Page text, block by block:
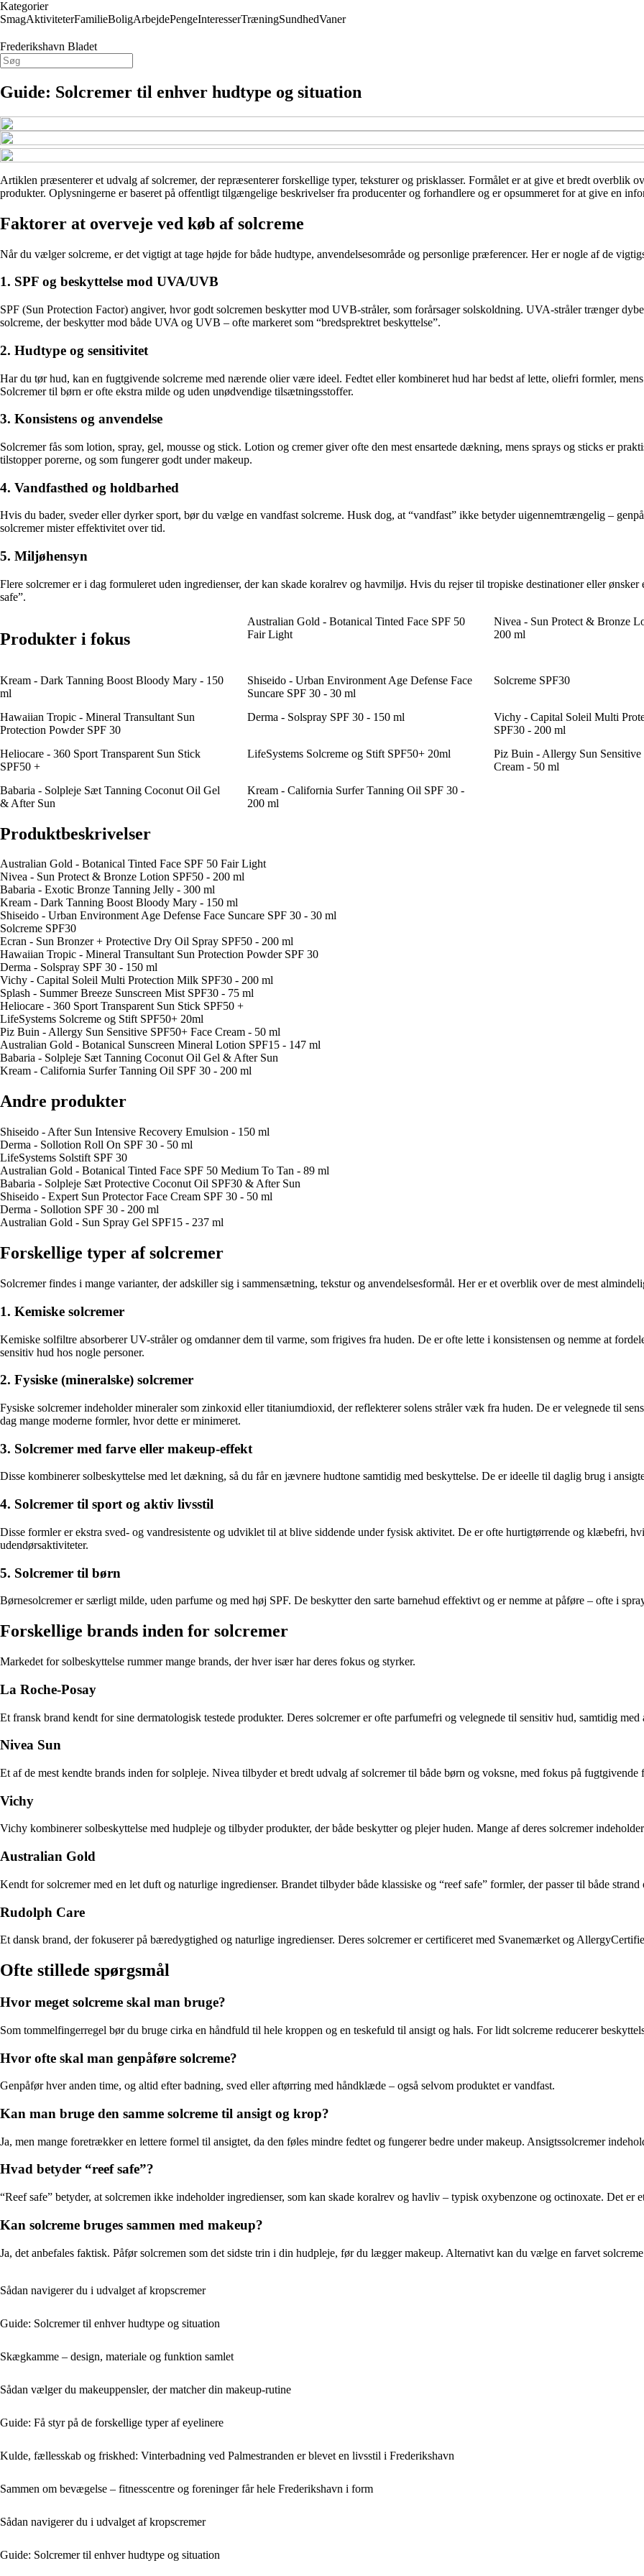
Kategorier
SmagAktiviteterFamilieBoligArbejdePengeInteresserTræningSundhedVaner
Frederikshavn Bladet
Guide: Solcremer til enhver hudtype og situation
Artiklen præsenterer et udvalg af solcremer, der repræsenterer forskellige typer, teksturer og prisklasser. Formålet er at give et bredt overblik
produkter. Oplysningerne er baseret på offentligt tilgængelige beskrivelser fra producenter og forhandlere og er opsummeret for at give en
Faktorer at overveje ved køb af solcreme
Når du vælger solcreme, er det vigtigt at tage højde for både hudtype, anvendelsesområde og personlige præferencer. Her er nogle af de
1. SPF og beskyttelse mod UVA/UVB
SPF (Sun Protection Factor) angiver, hvor godt solcremen beskytter mod UVB-stråler, som forårsager solskoldning. UVA-stråler trænger
solcreme, der beskytter mod både UVA og UVB – ofte markeret som “bredsprektret beskyttelse”.
2. Hudtype og sensitivitet
Har du tør hud, kan en fugtgivende solcreme med nærende olier være ideel. Fedtet eller kombineret hud har bedst af lette, oliefri formler,
Solcremer til børn er ofte ekstra milde og uden unødvendige tilsætningsstoffer.
3. Konsistens og anvendelse
Solcremer fås som lotion, spray, gel, mousse og stick. Lotion og cremer giver ofte den mest ensartede dækning, mens sprays og sticks er
tilstopper porerne, og som fungerer godt under makeup.
4. Vandfasthed og holdbarhed
Hvis du bader, sveder eller dyrker sport, bør du vælge en vandfast solcreme. Husk dog, at “vandfast” ikke betyder uigennemtrængelig –
solcremer mister effektivitet over tid.
5. Miljøhensyn
Flere solcremer er i dag formuleret uden ingredienser, der kan skade koralrev og havmiljø. Hvis du rejser til tropiske destinationer eller
safe”.
Produkter i fokus
Australian Gold - Botanical Tinted Face SPF 50
Fair Light
Nivea - Sun Protect & Bronze
200 ml
Kream - Dark Tanning Boost Bloody Mary - 150
ml
Shiseido - Urban Environment Age Defense Face
Suncare SPF 30 - 30 ml
Solcreme SPF30
Hawaiian Tropic - Mineral Transultant Sun
Protection Powder SPF 30
Derma - Solspray SPF 30 - 150 ml
Vichy - Capital Soleil Multi
SPF30 - 200 ml
Heliocare - 360 Sport Transparent Sun Stick
SPF50 +
LifeSystems Solcreme og Stift SPF50+ 20ml
Piz Buin - Allergy Sun Sensitive
Cream - 50 ml
Babaria - Solpleje Sæt Tanning Coconut Oil Gel
& After Sun
Kream - California Surfer Tanning Oil SPF 30 -
200 ml
Produktbeskrivelser
Australian Gold - Botanical Tinted Face SPF 50 Fair Light
Nivea - Sun Protect & Bronze Lotion SPF50 - 200 ml
Babaria - Exotic Bronze Tanning Jelly - 300 ml
Kream - Dark Tanning Boost Bloody Mary - 150 ml
Shiseido - Urban Environment Age Defense Face Suncare SPF 30 - 30 ml
Solcreme SPF30
Ecran - Sun Bronzer + Protective Dry Oil Spray SPF50 - 200 ml
Hawaiian Tropic - Mineral Transultant Sun Protection Powder SPF 30
Derma - Solspray SPF 30 - 150 ml
Vichy - Capital Soleil Multi Protection Milk SPF30 - 200 ml
Splash - Summer Breeze Sunscreen Mist SPF30 - 75 ml
Heliocare - 360 Sport Transparent Sun Stick SPF50 +
LifeSystems Solcreme og Stift SPF50+ 20ml
Piz Buin - Allergy Sun Sensitive SPF50+ Face Cream - 50 ml
Australian Gold - Botanical Sunscreen Mineral Lotion SPF15 - 147 ml
Babaria - Solpleje Sæt Tanning Coconut Oil Gel & After Sun
Kream - California Surfer Tanning Oil SPF 30 - 200 ml
Andre produkter
Shiseido - After Sun Intensive Recovery Emulsion - 150 ml
Derma - Sollotion Roll On SPF 30 - 50 ml
LifeSystems Solstift SPF 30
Australian Gold - Botanical Tinted Face SPF 50 Medium To Tan - 89 ml
Babaria - Solpleje Sæt Protective Coconut Oil SPF30 & After Sun
Shiseido - Expert Sun Protector Face Cream SPF 30 - 50 ml
Derma - Sollotion SPF 30 - 200 ml
Australian Gold - Sun Spray Gel SPF15 - 237 ml
Forskellige typer af solcremer
Solcremer findes i mange varianter, der adskiller sig i sammensætning, tekstur og anvendelsesformål. Her er et overblik over de mest
1. Kemiske solcremer
Kemiske solfiltre absorberer UV-stråler og omdanner dem til varme, som frigives fra huden. De er ofte lette i konsistensen og nemme at
sensitiv hud hos nogle personer.
2. Fysiske (mineralske) solcremer
Fysiske solcremer indeholder mineraler som zinkoxid eller titaniumdioxid, der reflekterer solens stråler væk fra huden. De er velegnede til
dag mange moderne formler, hvor dette er minimeret.
3. Solcremer med farve eller makeup-effekt
Disse kombinerer solbeskyttelse med let dækning, så du får en jævnere hudtone samtidig med beskyttelse. De er ideelle til daglig brug i
4. Solcremer til sport og aktiv livsstil
Disse formler er ekstra sved- og vandresistente og udviklet til at blive siddende under fysisk aktivitet. De er ofte hurtigtørrende og klæbefri,
udendørsaktiviteter.
5. Solcremer til børn
Børnesolcremer er særligt milde, uden parfume og med høj SPF. De beskytter den sarte barnehud effektivt og er nemme at påføre – ofte i
Forskellige brands inden for solcremer
Markedet for solbeskyttelse rummer mange brands, der hver især har deres fokus og styrker.
La Roche-Posay
Et fransk brand kendt for sine dermatologisk testede produkter. Deres solcremer er ofte parfumefri og velegnede til sensitiv hud, samtidig
Nivea Sun
Et af de mest kendte brands inden for solpleje. Nivea tilbyder et bredt udvalg af solcremer til både børn og voksne, med fokus på fugtgivende
Vichy
Vichy kombinerer solbeskyttelse med hudpleje og tilbyder produkter, der både beskytter og plejer huden. Mange af deres solcremer
Australian Gold
Kendt for solcremer med en let duft og naturlige ingredienser. Brandet tilbyder både klassiske og “reef safe” formler, der passer til både strand
Rudolph Care
Et dansk brand, der fokuserer på bæredygtighed og naturlige ingredienser. Deres solcremer er certificeret med Svanemærket og
Ofte stillede spørgsmål
Hvor meget solcreme skal man bruge?
Som tommelfingerregel bør du bruge cirka en håndfuld til hele kroppen og en teskefuld til ansigt og hals. For lidt solcreme reducerer
Hvor ofte skal man genpåføre solcreme?
Genpåfør hver anden time, og altid efter badning, sved eller aftørring med håndklæde – også selvom produktet er vandfast.
Kan man bruge den samme solcreme til ansigt og krop?
Ja, men mange foretrækker en lettere formel til ansigtet, da den føles mindre fedtet og fungerer bedre under makeup. Ansigtssolcremer
Hvad betyder “reef safe”?
“Reef safe” betyder, at solcremen ikke indeholder ingredienser, som kan skade koralrev og havliv – typisk oxybenzone og octinoxate. Det
Kan solcreme bruges sammen med makeup?
Ja, det anbefales faktisk. Påfør solcremen som det sidste trin i din hudpleje, før du lægger makeup. Alternativt kan du vælge en farvet
Sådan navigerer du i udvalget af kropscremer
Guide: Solcremer til enhver hudtype og situation
Skægkamme – design, materiale og funktion samlet
Sådan vælger du makeuppensler, der matcher din makeup-rutine
Guide: Få styr på de forskellige typer af eyelinere
Kulde, fællesskab og friskhed: Vinterbadning ved Palmestranden er blevet en livsstil i Frederikshavn
Sammen om bevægelse – fitnesscentre og foreninger får hele Frederikshavn i form
Sådan navigerer du i udvalget af kropscremer
Guide: Solcremer til enhver hudtype og situation